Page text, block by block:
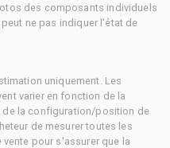
des composants individuels
ne pas indiquer l'état de
uniquement. Les
varier en fonction de la
de la configuration/position de
de mesurer toutes les
pour s'assurer que la